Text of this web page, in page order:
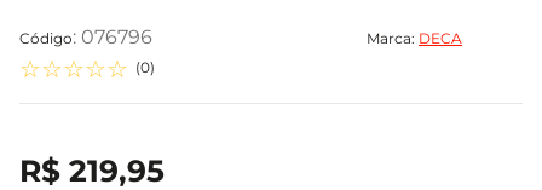
: 076796 Marca: DECA
☆☆☆☆☆ (0)
R$ 219,95
4